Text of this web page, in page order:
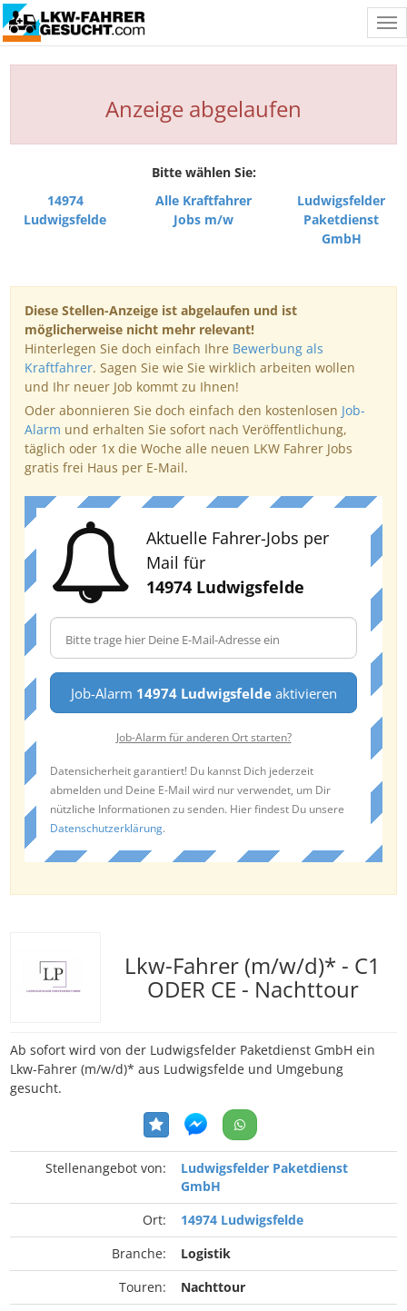
Anzeige abgelaufen
Bitte wählen Sie:
14974
Ludwigsfelde
Alle Kraftfahrer
Jobs m/w
Ludwigsfelder
Paketdienst
GmbH
Diese Stellen-Anzeige ist abgelaufen und ist
möglicherweise nicht mehr relevant!
Hinterlegen Sie doch einfach Ihre Bewerbung als
Kraftfahrer. Sagen Sie wie Sie wirklich arbeiten wollen
und Ihr neuer Job kommt zu Ihnen!
Oder abonnieren Sie doch einfach den kostenlosen Job-
Alarm und erhalten Sie sofort nach Veröffentlichung,
täglich oder 1x die Woche alle neuen LKW Fahrer Jobs
gratis frei Haus per E-Mail.
Aktuelle Fahrer-Jobs per
Mail für
14974 Ludwigsfelde
Job-Alarm 14974 Ludwigsfeldeaktivieren
Job-Alarm für anderen Ort starten?
Datensicherheit garantiert! Du kannst Dich jederzeit
abmelden und Deine E-Mail wird nur verwendet, um Dir
nützliche Informationen zu senden. Hier findest Du unsere
Datenschutzerklärung.
Lkw-Fahrer (m/w/d)* - C1
ODER CE - Nachttour
Ab sofort wird von der Ludwigsfelder Paketdienst GmbH ein
Lkw-Fahrer (m/w/d)* aus Ludwigsfelde und Umgebung
gesucht.
Stellenangebot von:
Ludwigsfelder Paketdienst
GmbH
Ort:
14974 Ludwigsfelde
Branche:
Logistik
Touren:
Nachttour